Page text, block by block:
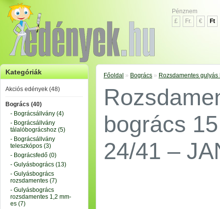
Pénznem
£
Fr. € Ft
Kategóriák
Akciós edények (48)
Bogrács (40)
- Bográcsállvány (4)
- Bográcsállvány
tálalóbográcshoz (5)
- Bográcsállvány
teleszkópos (3)
- Bográcsfedő (0)
- Gulyásbogrács (13)
- Gulyásbogrács
rozsdamentes (7)
- Gulyásbogrács
rozsdamentes 1,2 mm-
es (7)
Főoldal » Bogrács » Rozsdamentes
bogrács
24/41 –